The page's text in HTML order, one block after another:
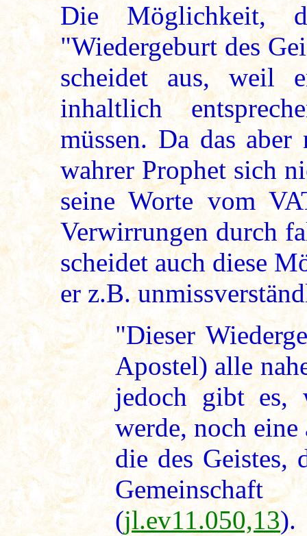
Die Möglichkeit,
"Wiedergeburt des
scheidet aus, weil
inhaltlich
müssen. Da das
wahrer Prophet sich
seine Worte vom
Verwirrungen durch
scheidet auch diese
er z.B.
"Dieser
Apostel) alle
jedoch gibt es,
werde, noch
die des Geistes,
(jl.ev11.050,13).